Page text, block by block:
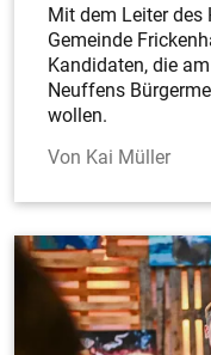
Mit dem Leiter des
Gemeinde
Kandidaten, die
Neuffens
wollen.
Kai Müller